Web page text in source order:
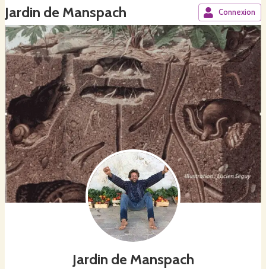
Jardin de Manspach Connexion
Jardin de Manspach